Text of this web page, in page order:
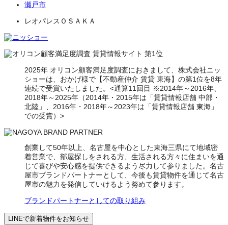
瀬戸市
レオパレスＯＳＡＫＡ
2025年 オリコン顧客満足度調査におきまして、株式会社ニッ
ショーは、おかげ様で【不動産仲介 賃貸 東海】の第1位を8年
連続で受賞いたしました。<通算11回目 ※2014年～2016年、
2018年～2025年（2014年・2015年は「賃貸情報店舗 中部・
北陸」、2016年・2018年～2023年は「賃貸情報店舗 東海」
での受賞）>
創業して50年以上、名古屋を中心とした東海三県にて地域密
着営業で、部屋探しをされる方、生活される方々に住まいを通
じて喜びや安心感を提供できるよう尽力して参りました。名古
屋市ブランドパートナーとして、今後も賃貸物件を通じて名古
屋市の魅力を発信していけるよう努めて参ります。
ブランドパートナーとしての取り組み
LINEで新着物件をお知らせ